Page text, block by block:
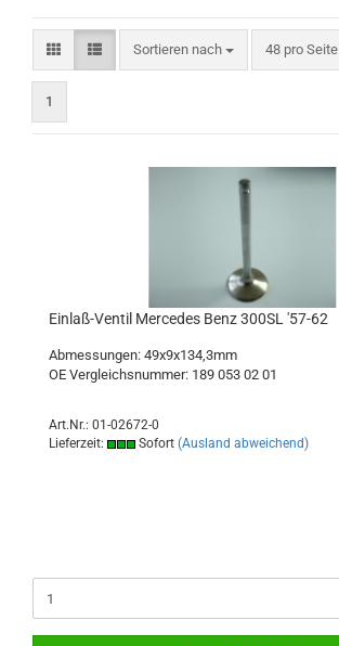
Sortieren nach
Sortieren nach 48 pro Seite
pro Seite
1
Einlaß-Ventil Mercedes Benz 300SL '57-62
Abmessungen: 49x9x134,3mm
OE Vergleichsnummer: 189 053 02 01
Art.Nr.: 01-02672-0
Lieferzeit:
Sofort (Ausland abweichend)